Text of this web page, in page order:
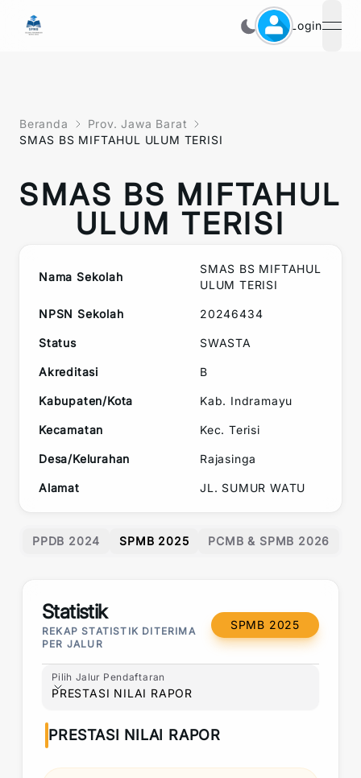
Login
Beranda
Prov. Jawa Barat
SMAS BS MIFTAHUL ULUM TERISI
SMAS BS MIFTAHUL
ULUM TERISI
Nama Sekolah
SMAS BS MIFTAHUL
ULUM TERISI
NPSN Sekolah 20246434
Status SWASTA
Akreditasi B
Kabupaten/Kota Kab. Indramayu
Kecamatan Kec. Terisi
Desa/Kelurahan Rajasinga
Alamat JL. SUMUR WATU
PPDB 2024 SPMB 2025 PCMB & SPMB 2026
Statistik
REKAP STATISTIK DITERIMA
PER JALUR
SPMB 2025
Pilih Jalur Pendaftaran
Pilih Jalur Pendaftaran
PRESTASI NILAI RAPOR
PRESTASI NILAI RAPOR